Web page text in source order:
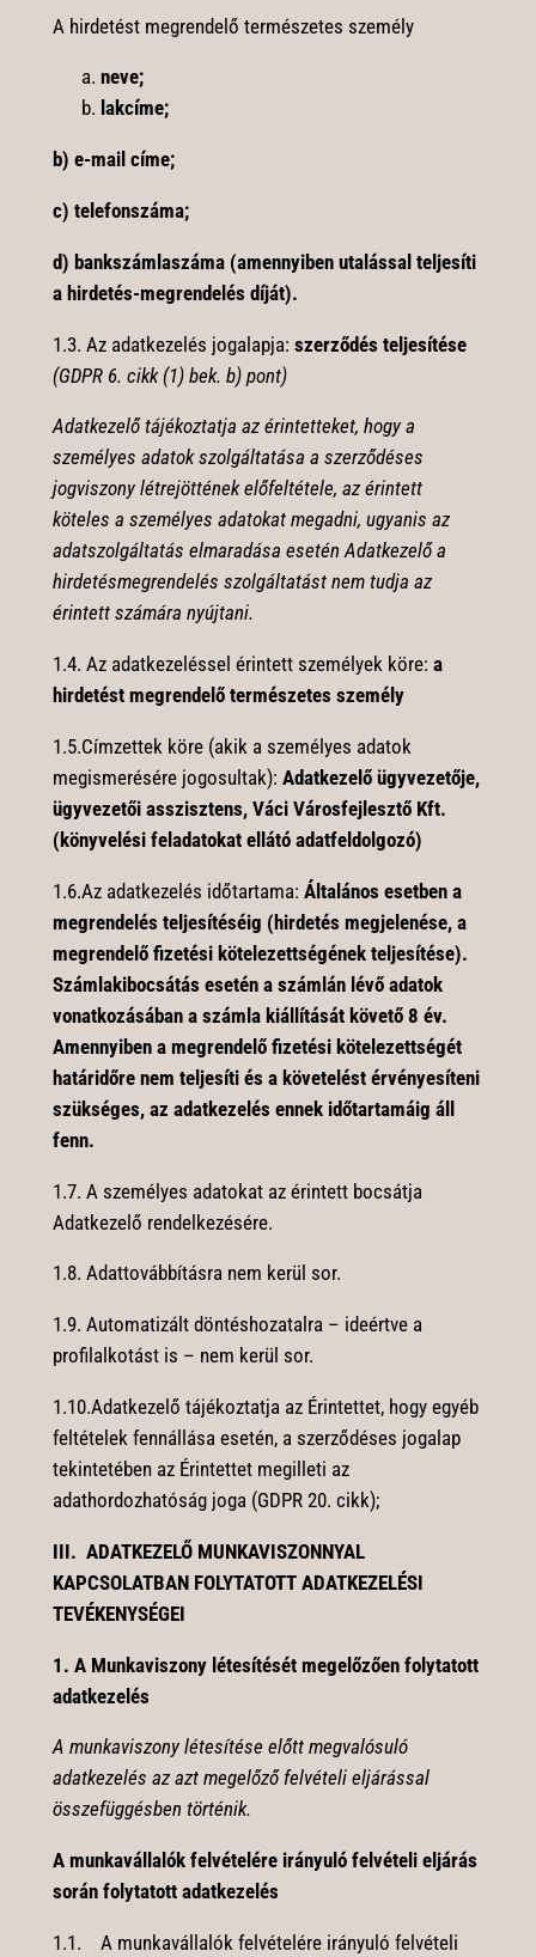
A hirdetést megrendelő természetes személy
neve;
lakcíme;
b) e-mail címe;
c) telefonszáma;
d) bankszámlaszáma (amennyiben utalással teljesíti
a hirdetés-megrendelés díját).
1.3. Az adatkezelés jogalapja: szerződés teljesítése
(GDPR 6. cikk (1) bek. b) pont)
Adatkezelő tájékoztatja az érintetteket, hogy a
személyes adatok szolgáltatása a szerződéses
jogviszony létrejöttének előfeltétele, az érintett
köteles a személyes adatokat megadni, ugyanis az
adatszolgáltatás elmaradása esetén Adatkezelő a
hirdetésmegrendelés szolgáltatást nem tudja az
érintett számára nyújtani.
1.4. Az adatkezeléssel érintett személyek köre: a
hirdetést megrendelő természetes személy
1.5.Címzettek köre (akik a személyes adatok
megismerésére jogosultak): Adatkezelő ügyvezetője,
ügyvezetői asszisztens, Váci Városfejlesztő Kft.
(könyvelési feladatokat ellátó adatfeldolgozó)
1.6.Az adatkezelés időtartama: Általános esetben a
megrendelés teljesítéséig (hirdetés megjelenése, a
megrendelő fizetési kötelezettségének teljesítése).
Számlakibocsátás esetén a számlán lévő adatok
vonatkozásában a számla kiállítását követő 8 év.
Amennyiben a megrendelő fizetési kötelezettségét
határidőre nem teljesíti és a követelést érvényesíteni
szükséges, az adatkezelés ennek időtartamáig áll
fenn.
1.7. A személyes adatokat az érintett bocsátja
Adatkezelő rendelkezésére.
1.8. Adattovábbításra nem kerül sor.
1.9. Automatizált döntéshozatalra – ideértve a
profilalkotást is – nem kerül sor.
1.10.Adatkezelő tájékoztatja az Érintettet, hogy egyéb
feltételek fennállása esetén, a szerződéses jogalap
tekintetében az Érintettet megilleti az
adathordozhatóság joga (GDPR 20. cikk);
III. ADATKEZELŐ MUNKAVISZONNYAL
KAPCSOLATBAN FOLYTATOTT ADATKEZELÉSI
TEVÉKENYSÉGEI
1. A Munkaviszony létesítését megelőzően folytatott
adatkezelés
A munkaviszony létesítése előtt megvalósuló
adatkezelés az azt megelőző felvételi eljárással
összefüggésben történik.
A munkavállalók felvételére irányuló felvételi eljárás
során folytatott adatkezelés
1.1. A munkavállalók felvételére irányuló felvételi